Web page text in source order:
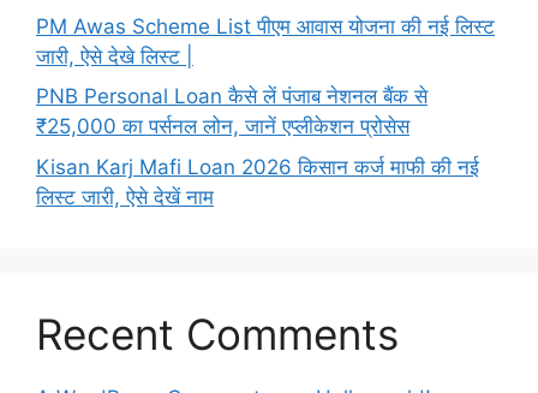
PM Awas Scheme List पीएम आवास योजना की नई लिस्ट
जारी, ऐसे देखे लिस्ट |
PNB Personal Loan कैसे लें पंजाब नेशनल बैंक से
₹25,000 का पर्सनल लोन, जानें एप्लीकेशन प्रोसेस
Kisan Karj Mafi Loan 2026 किसान कर्ज माफी की नई
लिस्ट जारी, ऐसे देखें नाम
Recent Comments